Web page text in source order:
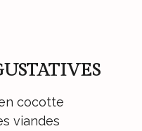
cocotte
viandes